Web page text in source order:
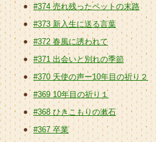
#374 売れ残ったペットの末路
#373 新入生に送る言葉
#372 春風に誘われて
#371 出会いと別れの季節
#370 天使の声ー10年目の祈り２
#369 10年目の祈り１
#368 ひきこもりの漱石
#367 卒業